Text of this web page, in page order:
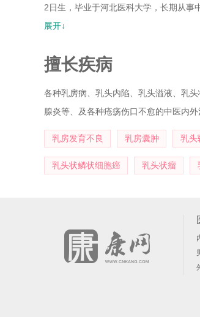
2日生，毕业于河北医科大学，长期从事
医学着作1部，2005年在北京中医院肛肠
展开↓
擅长疾病
各种乳房病、乳头内陷、乳头溢液、乳
腺炎等、及各种疮疡伤口不愈的中医内外
乳房发育不良 乳房囊肿 乳头
乳头状鳞状细胞癌 乳头状瘤